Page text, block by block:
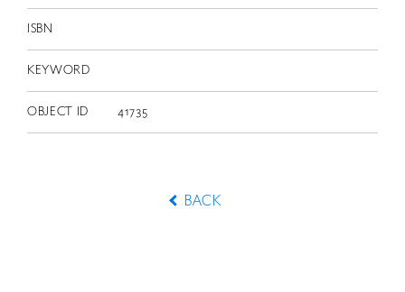
ISBN
KEYWORD
OBJECT ID 41735
BACK